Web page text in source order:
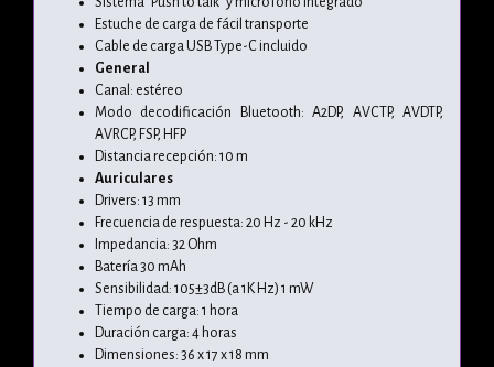
Estuche de carga de fácil transporte
Cable de carga USB Type-C incluido
General
Canal: estéreo
Modo decodificación Bluetooth: A2DP, AVCTP, AVDTP,
AVRCP, FSP, HFP
Distancia recepción: 10 m
Auriculares
Drivers: 13 mm
Frecuencia de respuesta: 20 Hz - 20 kHz
Impedancia: 32 Ohm
Batería 30 mAh
Sensibilidad: 105±3dB (a 1K Hz) 1 mW
Tiempo de carga: 1 hora
Duración carga: 4 horas
Dimensiones: 36 x 17 x 18 mm